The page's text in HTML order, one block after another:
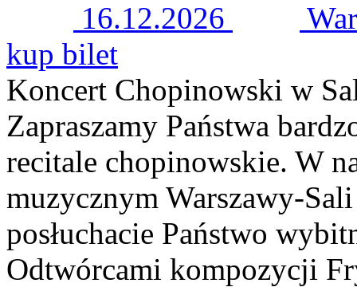
16.12.2026
kup bilet
Koncert Chopinowski w
Zapraszamy Państwa
recitale chopinowskie. W
muzycznym Warszawy-
posłuchacie Państwo
Odtwórcami kompozycji